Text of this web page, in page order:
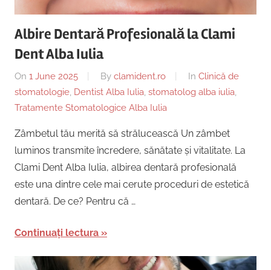
Albire Dentară Profesională la Clami
Dent Alba Iulia
On 1 June 2025 By clamident.ro In Clinică de
stomatologie, Dentist Alba Iulia, stomatolog alba iulia,
Tratamente Stomatologice Alba Iulia
Zâmbetul tău merită să strălucească Un zâmbet
luminos transmite încredere, sănătate și vitalitate. La
Clami Dent Alba Iulia, albirea dentară profesională
este una dintre cele mai cerute proceduri de estetică
dentară. De ce? Pentru că …
Continuați lectura